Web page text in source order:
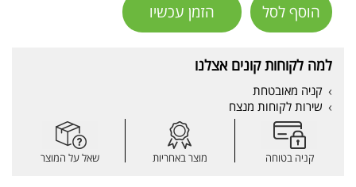
הוסף לסל הזמן עכשיו
למה לקוחות קונים אצלנו
קניה מאובטחת
שירות לקוחות מנצח
קניה בטוחה מוצר באחריות שאל על המוצר